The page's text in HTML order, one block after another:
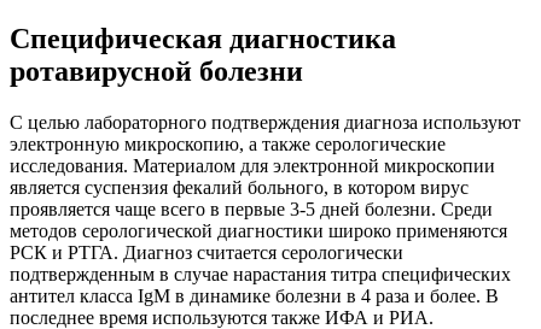
Специфическая диагностика
ротавирусной болезни
С целью лабораторного подтверждения диагноза используют
электронную микроскопию, а также серологические
исследования. Материалом для электронной микроскопии
является суспензия фекалий больного, в котором вирус
проявляется чаще всего в первые 3-5 дней болезни. Среди
методов серологической диагностики широко применяются
РСК и РТГА. Диагноз считается серологически
подтвержденным в случае нарастания титра специфических
антител класса IgM в динамике болезни в 4 раза и более. В
последнее время используются также ИФА и РИА.